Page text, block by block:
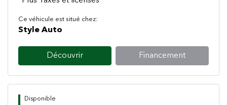
Ce véhicule est situé chez:
Style Auto
Découvrir Financement
Disponible